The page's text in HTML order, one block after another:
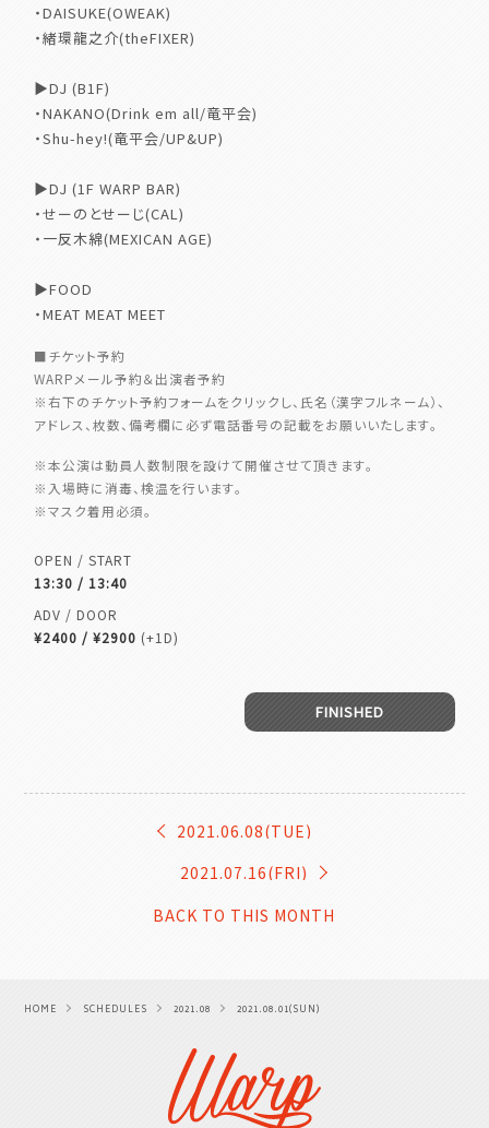
・DAISUKE(OWEAK)
・緒環龍之介(theFIXER)
▶︎DJ (B1F)
・NAKANO(Drink em all/竜平会)
・Shu-hey!(竜平会/UP&UP)
▶︎DJ (1F WARP BAR)
・せーのとせーじ(CAL)
・一反木綿(MEXICAN AGE)
▶︎FOOD
・MEAT MEAT MEET
■チケット予約
WARPメール予約＆出演者予約
※右下のチケット予約フォームをクリックし、氏名（漢字フルネーム）、
アドレス、枚数、備考欄に必ず電話番号の記載をお願いいたします。
※本公演は動員人数制限を設けて開催させて頂きます。
※入場時に消毒、検温を行います。
※マスク着用必須。
OPEN / START
13:30 / 13:40
ADV / DOOR
¥2400 / ¥2900 (+1D)
FINISHED
2021.06.08(TUE)
2021.07.16(FRI)
BACK TO THIS MONTH
HOME SCHEDULES 2021.08 2021.08.01(SUN)